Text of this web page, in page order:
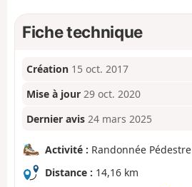
Fiche technique
Création 15 oct. 2017
Mise à jour 29 oct. 2020
Dernier avis 24 mars 2025
Activité : Randonnée Pédestre
Distance : 14,16 km